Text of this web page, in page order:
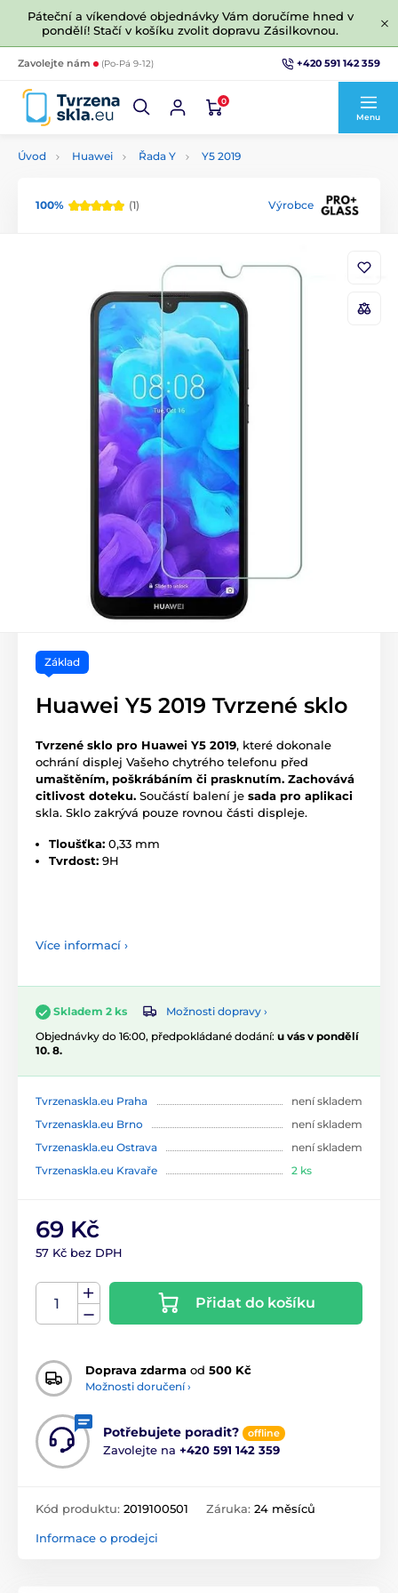
Páteční a víkendové objednávky Vám doručíme hned v
pondělí! Stačí v košíku zvolit dopravu Zásilkovnou.
Zavolejte nám (Po-Pá 9-12) +420 591 142 359
0
Menu
Úvod Huawei Řada Y Y5 2019
100% (1) Výrobce
Základ
Huawei Y5 2019 Tvrzené sklo
Tvrzené sklo pro Huawei Y5 2019, které dokonale
ochrání displej Vašeho chytrého telefonu před
umaštěním, poškrábáním či prasknutím. Zachovává
citlivost doteku. Součástí balení je sada pro aplikaci
skla. Sklo zakrývá pouze rovnou části displeje.
Tloušťka: 0,33 mm
Tvrdost: 9H
Více informací ›
Skladem 2 ks
Možnosti dopravy ›
Objednávky do 16:00, předpokládané dodání: u vás v pondělí
10. 8.
Tvrzenaskla.eu Praha
není skladem
Tvrzenaskla.eu Brno
není skladem
Tvrzenaskla.eu Ostrava
není skladem
Tvrzenaskla.eu Kravaře
2 ks
69 Kč
57 Kč bez DPH
Přidat do košíku
Doprava zdarma od 500 Kč
Možnosti doručení ›
Potřebujete poradit? offline
Zavolejte na +420 591 142 359
Kód produktu: 2019100501 Záruka: 24 měsíců
Informace o prodejci